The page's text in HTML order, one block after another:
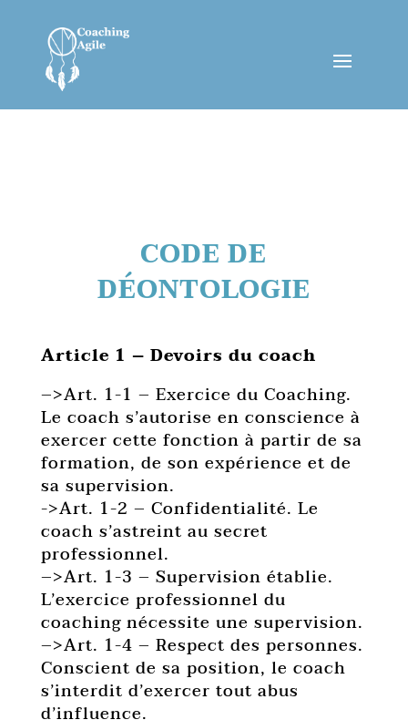
CODE DE
DÉONTOLOGIE
Article 1 – Devoirs du coach
–>Art. 1-1 – Exercice du Coaching.
Le coach s’autorise en conscience à
exercer cette fonction à partir de sa
formation, de son expérience et de
sa supervision.
->Art. 1-2 – Confidentialité. Le
coach s’astreint au secret
professionnel.
–>Art. 1-3 – Supervision établie.
L’exercice professionnel du
coaching nécessite une supervision.
–>Art. 1-4 – Respect des personnes.
Conscient de sa position, le coach
s’interdit d’exercer tout abus
d’influence.